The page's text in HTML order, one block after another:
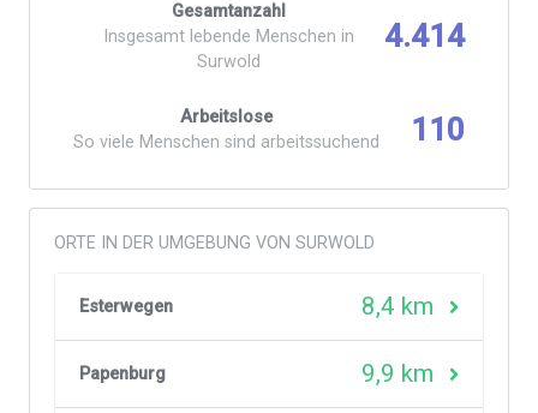
Gesamtanzahl
Insgesamt lebende Menschen in
Surwold
4.414
Arbeitslose
So viele Menschen sind arbeitssuchend
110
ORTE IN DER UMGEBUNG VON SURWOLD
Esterwegen 8,4 km
Papenburg 9,9 km